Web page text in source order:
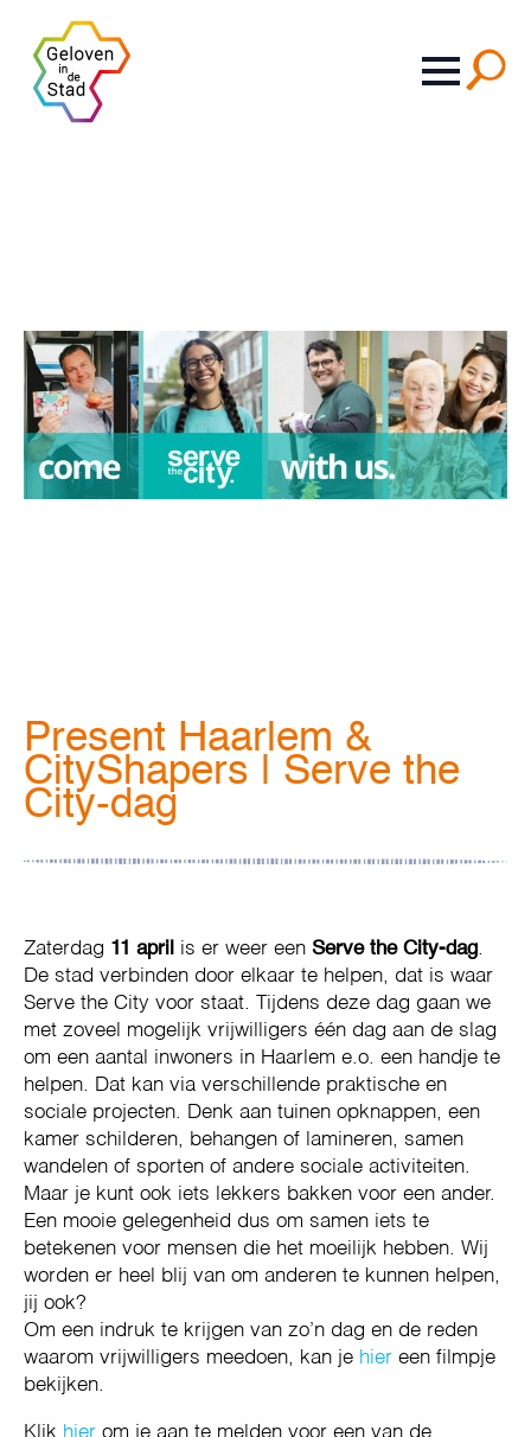
Present Haarlem &
CityShapers | Serve the
City-dag
Zaterdag 11 april is er weer een Serve the City-dag.
De stad verbinden door elkaar te helpen, dat is waar
Serve the City voor staat. Tijdens deze dag gaan we
met zoveel mogelijk vrijwilligers één dag aan de slag
om een aantal inwoners in Haarlem e.o. een handje te
helpen. Dat kan via verschillende praktische en
sociale projecten. Denk aan tuinen opknappen, een
kamer schilderen, behangen of lamineren, samen
wandelen of sporten of andere sociale activiteiten.
Maar je kunt ook iets lekkers bakken voor een ander.
Een mooie gelegenheid dus om samen iets te
betekenen voor mensen die het moeilijk hebben. Wij
worden er heel blij van om anderen te kunnen helpen,
jij ook?
Om een indruk te krijgen van zo’n dag en de reden
waarom vrijwilligers meedoen, kan je hier een filmpje
bekijken.